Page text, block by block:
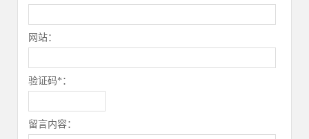
网站：
验证码*：
留言内容：